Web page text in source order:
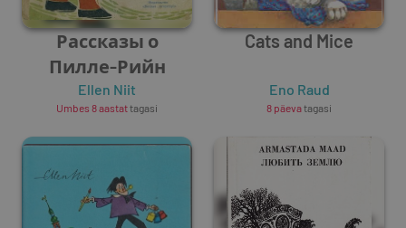
Рассказы о
Пилле-Рийн
Ellen Niit
Umbes 8 aastattagasi
Cats and Mice
Eno Raud
8 päevatagasi